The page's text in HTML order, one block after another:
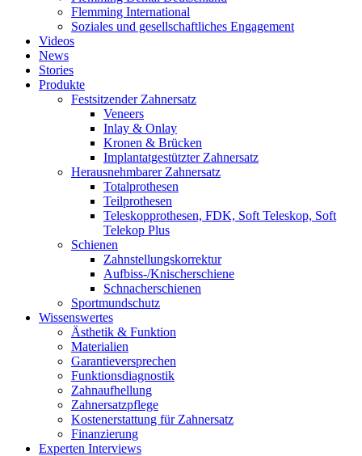
Flemming International
Soziales und gesellschaftliches Engagement
Videos
News
Stories
Produkte
Festsitzender Zahnersatz
Veneers
Inlay & Onlay
Kronen & Brücken
Implantatgestützter Zahnersatz
Herausnehmbarer Zahnersatz
Totalprothesen
Teilprothesen
Teleskopprothesen, FDK, Soft Teleskop, Soft
Telekop Plus
Schienen
Zahnstellungskorrektur
Aufbiss-/Knischerschiene
Schnacherschienen
Sportmundschutz
Wissenswertes
Ästhetik & Funktion
Materialien
Garantieversprechen
Funktionsdiagnostik
Zahnaufhellung
Zahnersatzpflege
Kostenerstattung für Zahnersatz
Finanzierung
Experten Interviews